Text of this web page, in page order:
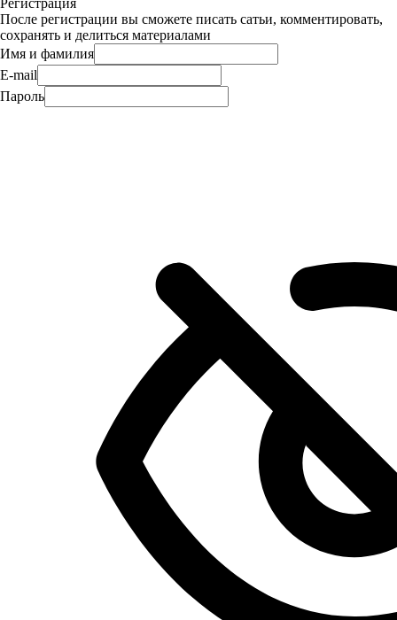
Регистрация
После регистрации вы сможете писать сатьи, комментировать,
сохранять и делиться материалами
Имя и фамилия
E-mail
Пароль